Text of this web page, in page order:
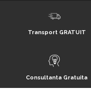
Transport GRATUIT
Consultanta Gratuita